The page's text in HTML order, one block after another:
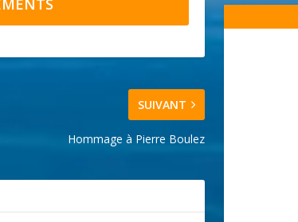
SUIVANT
Hommage à Pierre Boulez